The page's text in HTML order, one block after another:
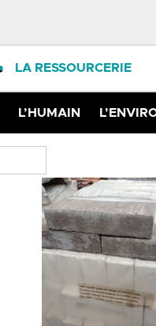
LA RESSOURCERIE
L’HUMAIN